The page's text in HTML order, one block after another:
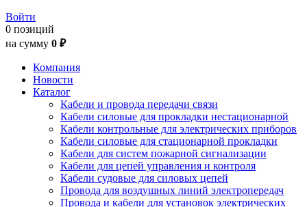
Войти
0 позиций
на сумму 0 ₽
Компания
Новости
Каталог
Кабели и провода передачи связи
Кабели силовые для прокладки нестационарной
Кабели контрольные для электрических приборов
Кабели силовые для стационарной прокладки
Кабели для систем пожарной сигнализации
Кабели для цепей управления и контроля
Кабели судовые для силовых цепей
Провода для воздушных линий электропередач
Провода и кабели для установок электрических